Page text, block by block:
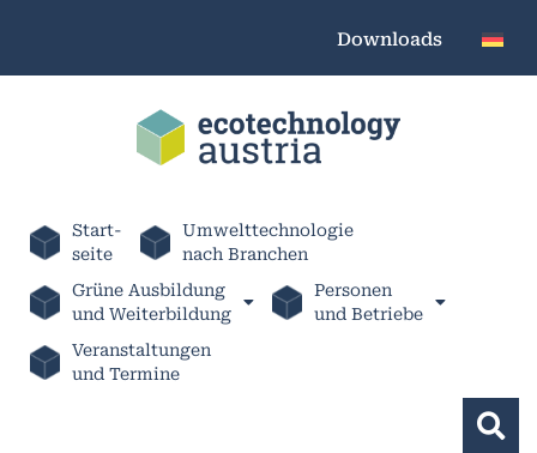
Downloads
Start-
seite
Umwelttechnologie
nach Branchen
Grüne Ausbildung
und Weiterbildung
Personen
und Betriebe
Veranstaltungen
und Termine